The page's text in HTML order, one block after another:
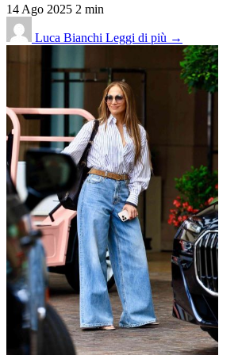
14 Ago 2025 2 min
Luca Bianchi Leggi di più →